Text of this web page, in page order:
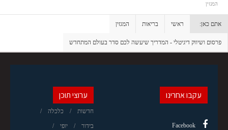
המגזין
אתם כאן: ראשי בריאות המגזין
פרסום ושיווק דיגיטלי - המדריך שיעשה לכם סדר בעולם המתחדש
ערוצי תוכן
חדשות כלכלה
בידור יופי
עקבו אחרינו
Facebook